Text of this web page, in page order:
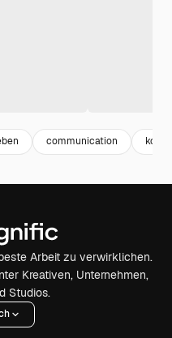
communication
Arbeit zu verwirklichen.
Kreativen, Unternehmen,
Studios.